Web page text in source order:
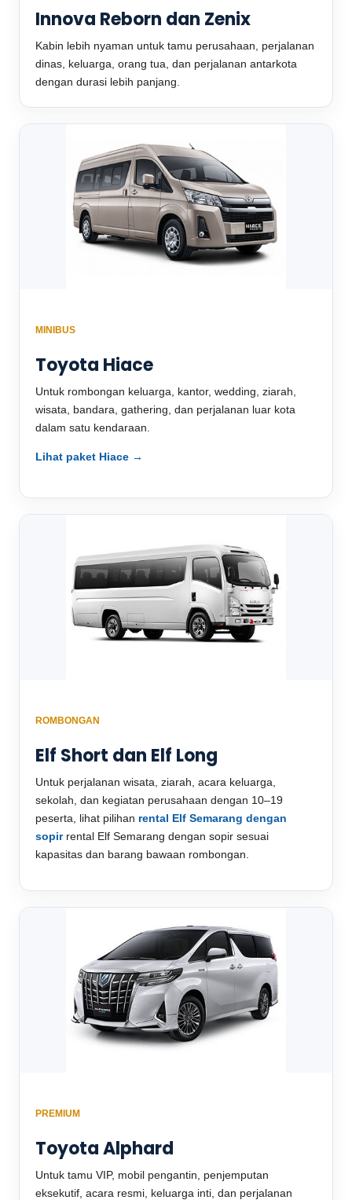
Innova Reborn dan Zenix
Kabin lebih nyaman untuk tamu perusahaan, perjalanan
dinas, keluarga, orang tua, dan perjalanan antarkota
dengan durasi lebih panjang.
MINIBUS
Toyota Hiace
Untuk rombongan keluarga, kantor, wedding, ziarah,
wisata, bandara, gathering, dan perjalanan luar kota
dalam satu kendaraan.
Lihat paket Hiace →
ROMBONGAN
Elf Short dan Elf Long
Untuk perjalanan wisata, ziarah, acara keluarga,
sekolah, dan kegiatan perusahaan dengan 10–19
peserta, lihat pilihan rental Elf Semarang dengan
sopirrental Elf Semarang dengan sopir sesuai
kapasitas dan barang bawaan rombongan.
PREMIUM
Toyota Alphard
Untuk tamu VIP, mobil pengantin, penjemputan
eksekutif, acara resmi, keluarga inti, dan perjalanan